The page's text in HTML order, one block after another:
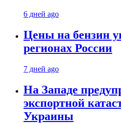
6 дней ago
Цены на бензин
регионах России
7 дней ago
На Западе
экспортной
Украины